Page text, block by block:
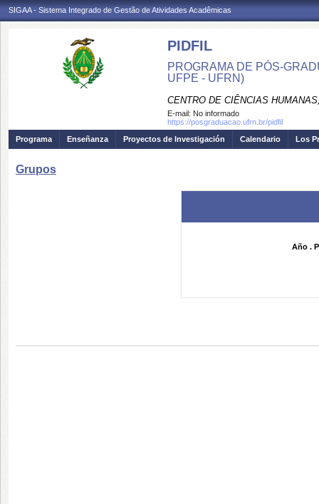
SIGAA - Sistema Integrado de Gestão de Atividades Acadêmicas
PIDFIL
PROGRAMA DE PÓS-
UFPE - UFRN)
CENTRO DE CIÊNCIAS
E-mail: No informado
https://posgraduacao.ufrn.br/pidfil
Programa
Enseñanza Proyectos de Investigación Calendario Los
Grupos
Año .